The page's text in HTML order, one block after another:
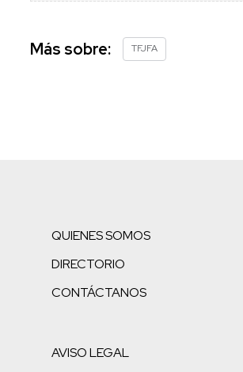
Más sobre: TFJFA
QUIENES SOMOS
DIRECTORIO
CONTÁCTANOS
AVISO LEGAL